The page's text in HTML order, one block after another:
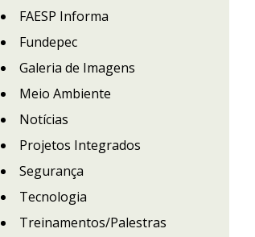
FAESP Informa
Fundepec
Galeria de Imagens
Meio Ambiente
Notícias
Projetos Integrados
Segurança
Tecnologia
Treinamentos/Palestras